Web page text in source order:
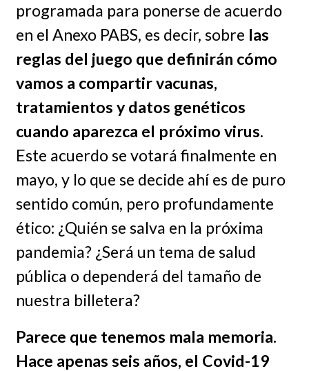
programada para ponerse de acuerdo
en el Anexo PABS, es decir, sobre las
reglas del juego que definirán cómo
vamos a compartir vacunas,
tratamientos y datos genéticos
cuando aparezca el próximo virus.
Este acuerdo se votará finalmente en
mayo, y lo que se decide ahí es de puro
sentido común, pero profundamente
ético: ¿Quién se salva en la próxima
pandemia? ¿Será un tema de salud
pública o dependerá del tamaño de
nuestra billetera?
Parece que tenemos mala memoria.
Hace apenas seis años, el Covid-19